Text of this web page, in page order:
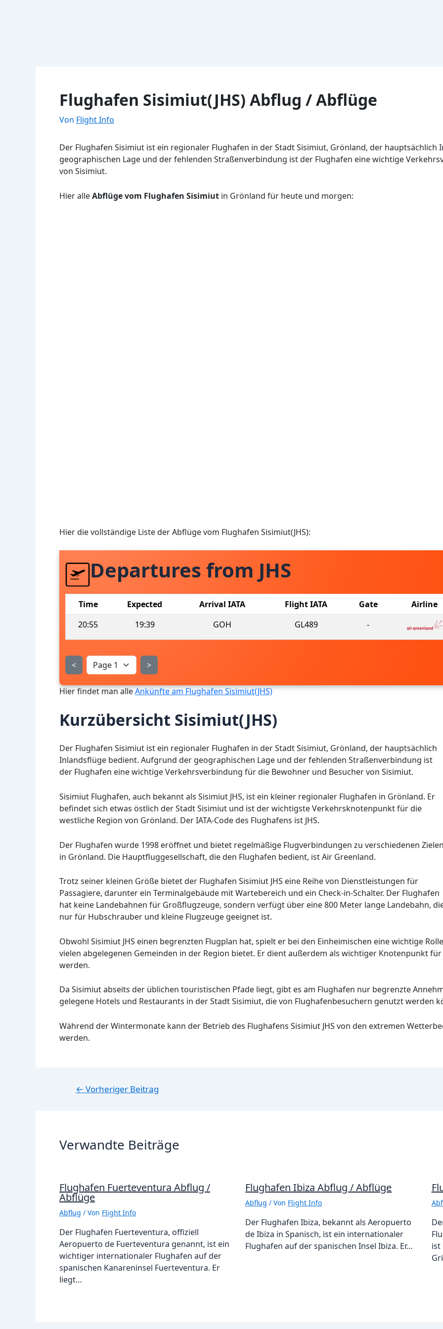
Flughafen Sisimiut(JHS) Abflug / Abflüge
Von Flight Info
Der Flughafen Sisimiut ist ein regionaler Flughafen in der Stadt Sisimiut, Grönland, der
geographischen Lage und der fehlenden Straßenverbindung ist der Flughafen eine wichtige
von Sisimiut.
Hier alleAbflüge vom Flughafen Sisimiut in Grönland für heute und morgen:
Hier die vollständige Liste der Abflüge vom Flughafen Sisimiut(JHS):
Departures from JHS
Time Expected Arrival IATA Flight IATA Gate
Airline
20:55
19:39 GOH GL489 -
< >
Hier findet man alleAnkünfte am Flughafen Sisimiut(JHS)
Kurzübersicht Sisimiut(JHS)
Der Flughafen Sisimiut ist ein regionaler Flughafen in der Stadt Sisimiut, Grönland, der hauptsächlich
Inlandsflüge bedient. Aufgrund der geographischen Lage und der fehlenden Straßenverbindung ist
der Flughafen eine wichtige Verkehrsverbindung für die Bewohner und Besucher von Sisimiut.
Sisimiut Flughafen, auch bekannt als Sisimiut JHS, ist ein kleiner regionaler Flughafen in Grönland. Er
befindet sich etwas östlich der Stadt Sisimiut und ist der wichtigste Verkehrsknotenpunkt für die
westliche Region von Grönland. Der IATA-Code des Flughafens ist JHS.
Der Flughafen wurde 1998 eröffnet und bietet regelmäßige Flugverbindungen zu verschiedenen
in Grönland. Die Hauptfluggesellschaft, die den Flughafen bedient, ist Air Greenland.
Trotz seiner kleinen Größe bietet der Flughafen Sisimiut JHS eine Reihe von Dienstleistungen für
Passagiere, darunter ein Terminalgebäude mit Wartebereich und ein Check-in-Schalter. Der Flughafen
hat keine Landebahnen für Großflugzeuge, sondern verfügt über eine 800 Meter lange Landebahn,
nur für Hubschrauber und kleine Flugzeuge geeignet ist.
Obwohl Sisimiut JHS einen begrenzten Flugplan hat, spielt er bei den Einheimischen eine wichtige
vielen abgelegenen Gemeinden in der Region bietet. Er dient außerdem als wichtiger Knotenpunkt
werden.
Da Sisimiut abseits der üblichen touristischen Pfade liegt, gibt es am Flughafen nur begrenzte
gelegene Hotels und Restaurants in der Stadt Sisimiut, die von Flughafenbesuchern genutzt werden
Während der Wintermonate kann der Betrieb des Flughafens Sisimiut JHS von den extremen
werden.
Beitragsnavigation
← Vorheriger Beitrag
Verwandte Beiträge
Flughafen Fuerteventura Abflug /
Abflüge
Abflug / Von Flight Info
Der Flughafen Fuerteventura, offiziell
Aeropuerto de Fuerteventura genannt, ist ein
wichtiger internationaler Flughafen auf der
spanischen Kanareninsel Fuerteventura. Er
liegt…
Flughafen Ibiza Abflug / Abflüge
Abflug / Von Flight Info
Der Flughafen Ibiza, bekannt als Aeropuerto
de Ibiza in Spanisch, ist ein internationaler
Flughafen auf der spanischen Insel Ibiza. Er…
ist